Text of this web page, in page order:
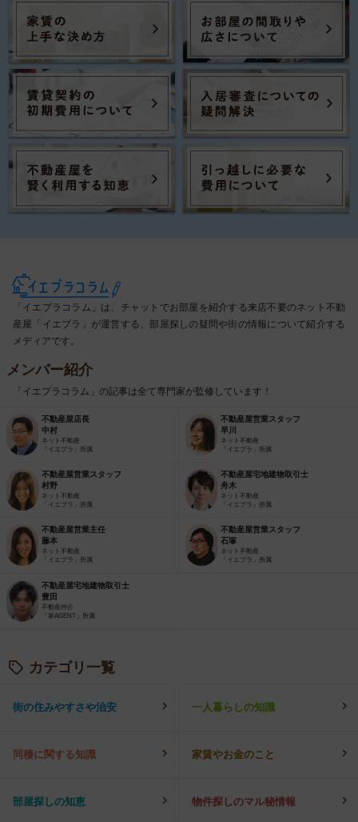
「イエプラコラム」は、チャットでお部屋を紹介する来店不要のネット不動
産屋「イエプラ」が運営する、部屋探しの疑問や街の情報について紹介する
メディアです。
メンバー紹介
「イエプラコラム」の記事は全て専門家が監修しています！
不動産屋店長
中村
ネット不動産
「イエプラ」所属
不動産屋営業スタッフ
早川
ネット不動産
「イエプラ」所属
不動産屋営業スタッフ
村野
ネット不動産
「イエプラ」所属
不動産屋宅地建物取引士
舟木
ネット不動産
「イエプラ」所属
不動産屋営業主任
藤本
ネット不動産
「イエプラ」所属
不動産屋営業スタッフ
石塚
ネット不動産
「イエプラ」所属
不動産屋宅地建物取引士
豊田
不動産仲介
「家AGENT」所属
カテゴリ一覧
街の住みやすさや治安 一人暮らしの知識
同棲に関する知識 家賃やお金のこと
部屋探しの知恵 物件探しのマル秘情報